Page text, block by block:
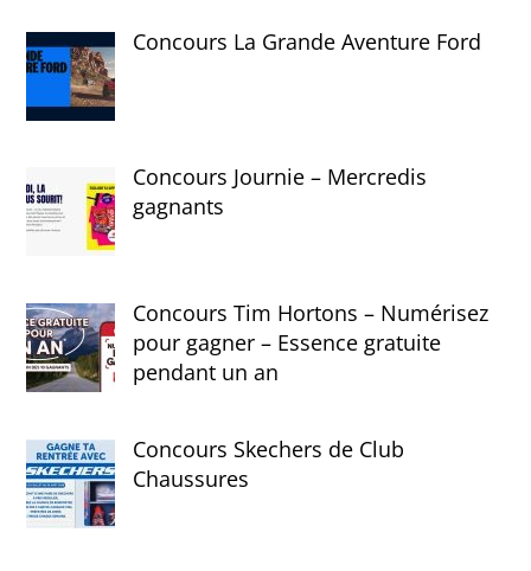
Concours La Grande Aventure Ford
Concours Journie – Mercredis
gagnants
Concours Tim Hortons – Numérisez
pour gagner – Essence gratuite
pendant un an
Concours Skechers de Club
Chaussures